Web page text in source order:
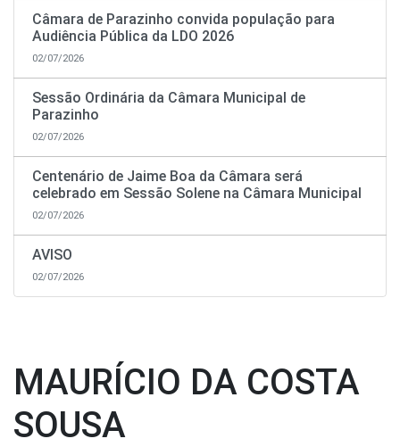
Câmara de Parazinho convida população para
Audiência Pública da LDO 2026
02/07/2026
Sessão Ordinária da Câmara Municipal de
Parazinho
02/07/2026
Centenário de Jaime Boa da Câmara será
celebrado em Sessão Solene na Câmara Municipal
02/07/2026
AVISO
02/07/2026
MAURÍCIO DA COSTA
SOUSA